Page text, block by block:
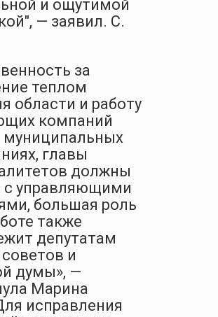
и ощутимой
— заявил. С.
за
теплом
области и работу
компаний
муниципальных
главы
должны
с управляющими
большая роль
также
депутатам
и
думы», —
Марина
исправления